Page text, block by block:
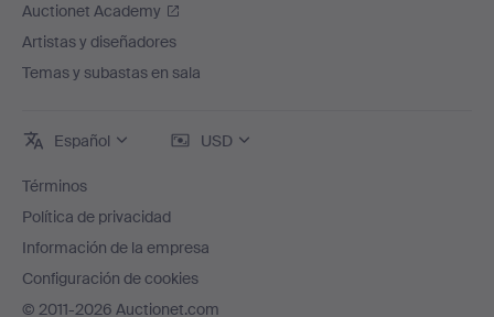
Auctionet Academy
Artistas y diseñadores
Temas y subastas en sala
Español USD
Términos
Política de privacidad
Información de la empresa
Configuración de cookies
© 2011-2026 Auctionet.com